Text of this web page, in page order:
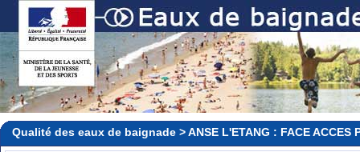
Qualité des eaux de baignade > ANSE L'ETANG : FACE ACCES